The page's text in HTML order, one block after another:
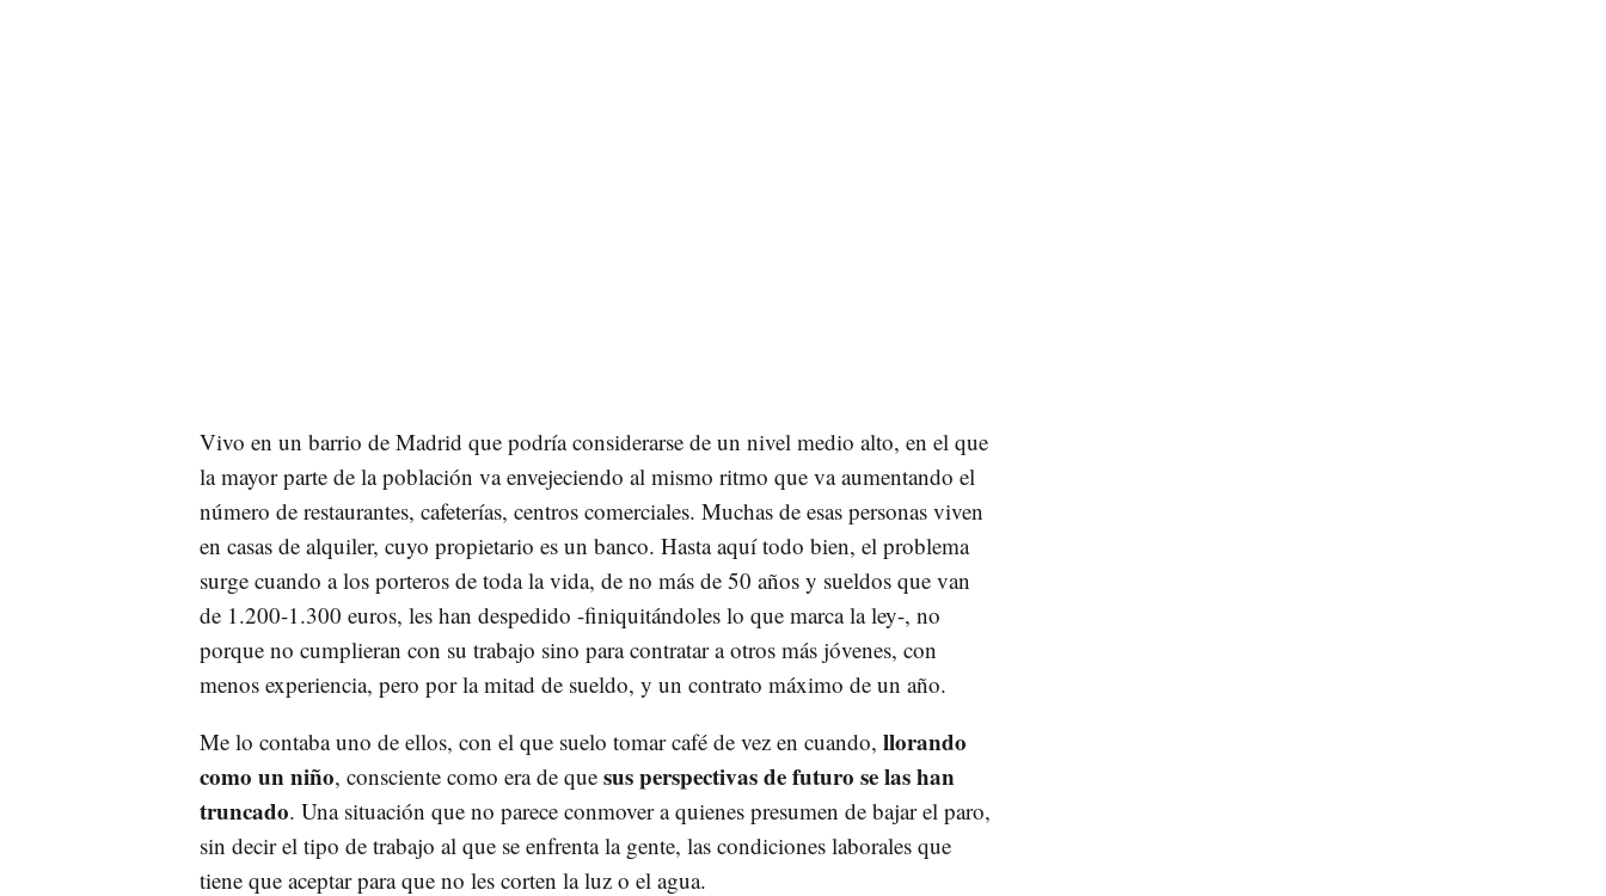
Vivo en un barrio de Madrid que podría considerarse de un nivel medio alto, en el que
la mayor parte de la población va envejeciendo al mismo ritmo que va aumentando el
número de restaurantes, cafeterías, centros comerciales. Muchas de esas personas viven
en casas de alquiler, cuyo propietario es un banco. Hasta aquí todo bien, el problema
surge cuando a los porteros de toda la vida, de no más de 50 años y sueldos que van
de 1.200-1.300 euros, les han despedido -finiquitándoles lo que marca la ley-, no
porque no cumplieran con su trabajo sino para contratar a otros más jóvenes, con
menos experiencia, pero por la mitad de sueldo, y un contrato máximo de un año.
Me lo contaba uno de ellos, con el que suelo tomar café de vez en cuando, llorando
como un niño, consciente como era de que sus perspectivas de futuro se las han
truncado. Una situación que no parece conmover a quienes presumen de bajar el paro,
sin decir el tipo de trabajo al que se enfrenta la gente, las condiciones laborales que
tiene que aceptar para que no les corten la luz o el agua.